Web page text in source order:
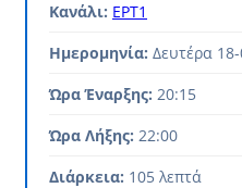
Κανάλι: ΕΡΤ1
Ημερομηνία: Δευτέρα
Ώρα Έναρξης: 20:15
Ώρα Λήξης: 22:00
Διάρκεια: 105 λεπτά